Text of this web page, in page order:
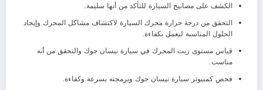
الكشف على مصابيح السيارة للتأكد من أنها سليمة.
التحقق من درجة حرارة محرك السيارة لاكتشاف مشاكل المحرك وإيجاد
الحلول المناسبة ليعمل بكفاءة.
قياس مستوى زيت المحرك في سيارة نيسان جوك والتحقق من أنه
مناسب.
فحص كمبيوتر سيارة نيسان جوك وبرمجته بسرعة وكفاءة.